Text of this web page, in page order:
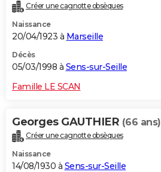
Créer une cagnotte obsèques
Naissance
20/04/1923 à Marseille
Décès
05/03/1998 à Sens-sur-Seille
Famille LE SCAN
Georges GAUTHIER (66 ans)
Créer une cagnotte obsèques
Naissance
14/08/1930 à Sens-sur-Seille